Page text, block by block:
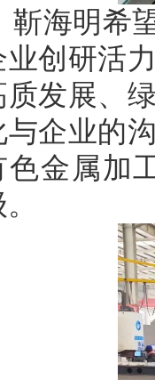
靳海明希
业创研活
质发展、
与企业的
色金属加